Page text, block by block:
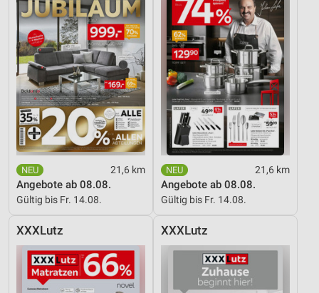
21,6 km
Angebote ab 08.08.
Gültig bis Fr. 14.08.
21,6 km
Angebote ab 08.08.
Gültig bis Fr. 14.08.
XXXLutz XXXLutz